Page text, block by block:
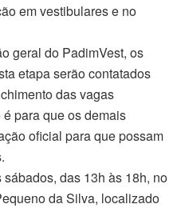
em vestibulares e no
geral do PadimVest, os
etapa serão contatados
das vagas
para que os demais
oficial para que possam
das 13h às 18h, no
da Silva, localizado